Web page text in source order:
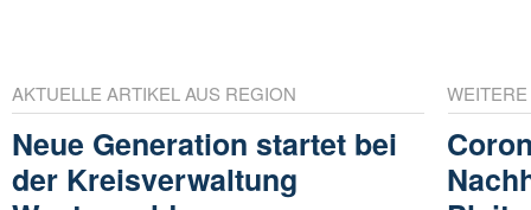
AKTUELLE ARTIKEL AUS REGION
Neue Generation startet bei
der Kreisverwaltung